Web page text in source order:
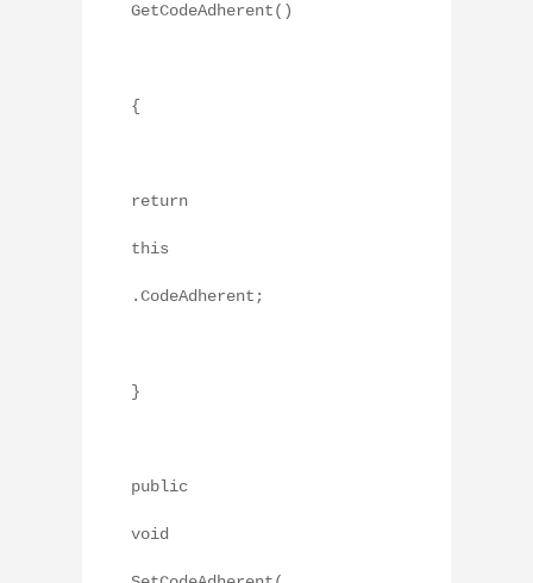
GetCodeAdherent()
{
return
this
.CodeAdherent;
}
public
void